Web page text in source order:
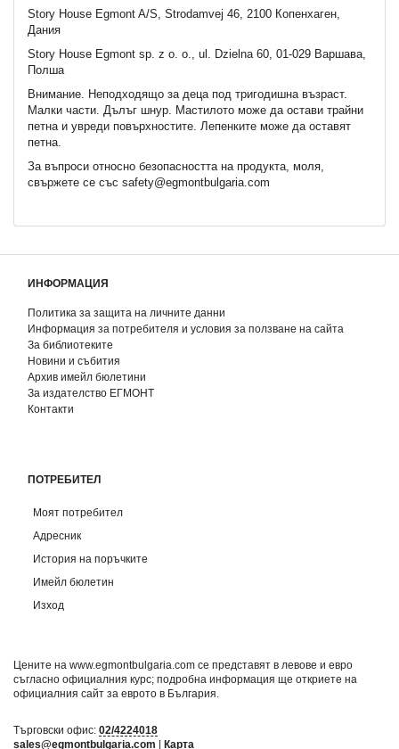
Story House Egmont A/S, Strodamvej 46, 2100 Копенхаген,
Дания
Story House Egmont sp. z o. o., ul. Dzielna 60, 01-029 Варшава,
Полша
Внимание. Неподходящo за деца под тригодишна възраст.
Малки части. Дълъг шнур. Мастилото може да остави трайни
петна и увреди повърхностите. Лепенките може да оставят
петна.
За въпроси относно безопасността на продукта, моля,
свържете се със safety@egmontbulgaria.com
ИНФОРМАЦИЯ
Политика за защита на личните данни
Информация за потребителя и условия за ползване на сайта
За библиотеките
Новини и събития
Архив имейл бюлетини
За издателство ЕГМОНТ
Контакти
ПОТРЕБИТЕЛ
Моят потребител
Адресник
История на поръчките
Имейл бюлетин
Изход
Цените на www.egmontbulgaria.com се представят в левове и евро
съгласно официалния курс; подробна информация ще откриете на
официалния сайт за еврото в България
Търговски офис: 02/4224018
sales@egmontbulgaria.com
Карта